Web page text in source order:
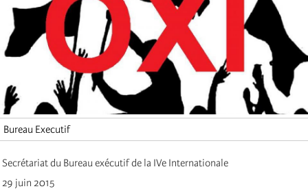
Bureau Executif
Secrétariat du Bureau exécutif de la IVe Internationale
29 juin 2015